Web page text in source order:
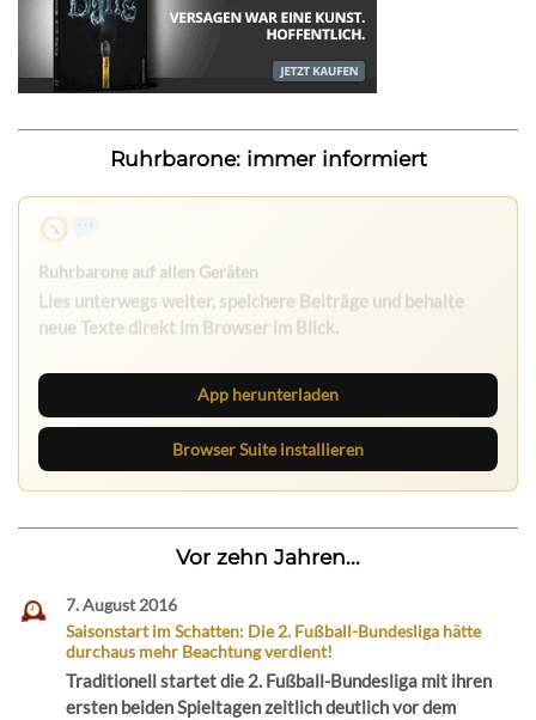
Ruhrbarone: immer informiert
App herunterladen
Browser Suite installieren
Vor zehn Jahren...
7. August 2016
Saisonstart im Schatten: Die 2. Fußball-Bundesliga hätte
durchaus mehr Beachtung verdient!
Traditionell startet die 2. Fußball-Bundesliga mit ihren
ersten beiden Spieltagen zeitlich deutlich vor dem